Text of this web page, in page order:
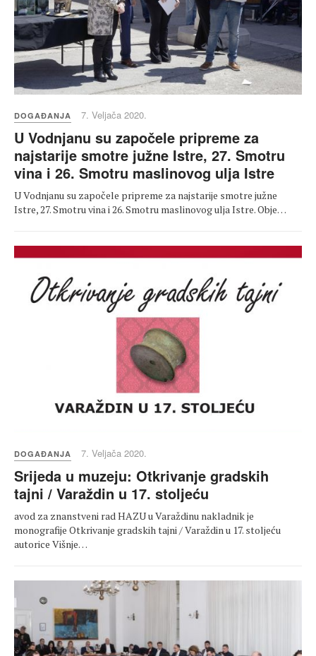
DOGAĐANJA 7. Veljača 2020.
U Vodnjanu su započele pripreme za
najstarije smotre južne Istre, 27. Smotru
vina i 26. Smotru maslinovog ulja Istre
U Vodnjanu su započele pripreme za najstarije smotre južne
Istre, 27. Smotru vina i 26. Smotru maslinovog ulja Istre. Obje…
DOGAĐANJA 7. Veljača 2020.
Srijeda u muzeju: Otkrivanje gradskih
tajni / Varaždin u 17. stoljeću
avod za znanstveni rad HAZU u Varaždinu nakladnik je
monografije Otkrivanje gradskih tajni / Varaždin u 17. stoljeću
autorice Višnje…